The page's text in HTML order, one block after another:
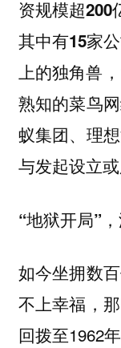
资规模超200
其中有15家
上的独角兽，
熟知的菜鸟
蚁集团、理
与发起设立或
“地狱开局”
如今坐拥数
不上幸福，
回拨至1962